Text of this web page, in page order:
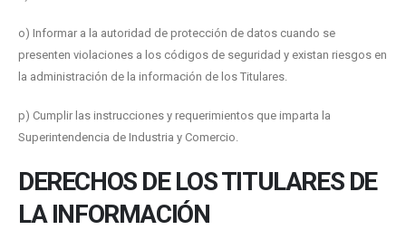
o) Informar a la autoridad de protección de datos cuando se
presenten violaciones a los códigos de seguridad y existan riesgos en
la administración de la información de los Titulares.
p) Cumplir las instrucciones y requerimientos que imparta la
Superintendencia de Industria y Comercio.
DERECHOS DE LOS TITULARES DE
LA INFORMACIÓN